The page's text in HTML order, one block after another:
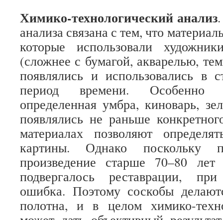
Химико-технологический анализ
анализа связана с тем, что
которые использовали
(сложнее с бумагой, акварелью,
появлялись и использовались в
период времени. Особенно
определенная умбра, киноварь,
появлялись не раньше
материалах позволяют
картины. Однако поскольку
произведение старше 70–80
подвергалось реставрации,
ошибка. Поэтому соскобы
полотна, и в целом химико-